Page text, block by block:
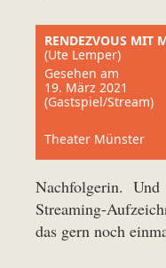
RENDEZVOUS MIT
(Ute Lemper)
Gesehen am
19. März 2021
(Gastspiel/Stream)
Theater Münster
Nachfolgerin.
Streaming-
das gern noch